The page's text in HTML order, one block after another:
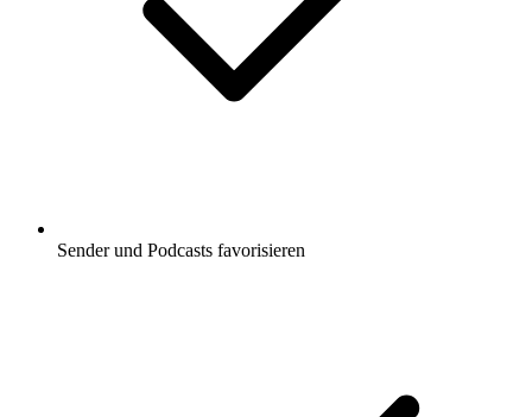
Sender und Podcasts favorisieren